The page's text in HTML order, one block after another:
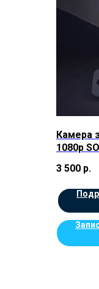
Камера
1080p
3 500 р.